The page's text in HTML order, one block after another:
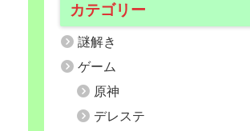
カテゴリー
謎解き
ゲーム
原神
デレステ